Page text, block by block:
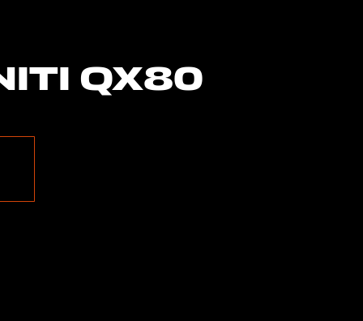
QX80